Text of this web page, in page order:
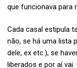
que funcionava para
Cada casal estipula
não, se há uma lista
dele, ex etc.), se
liberados e por aí